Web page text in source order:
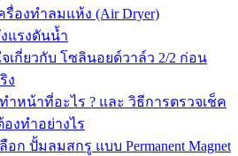
รื่องทำลมแห้ง (Air Dryer)
แรงดันน้ำ
เกี่ยวกับ โซลินอยด์วาล์ว 2/2 ก่อน
ง
ำหน้าที่อะไร ? และ วิธีการตรวจเช็ค
งทำอย่างไร
อก ปั้มลมสกรู แบบ Permanent Magnet